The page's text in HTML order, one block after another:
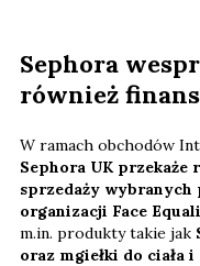
Sephora
również
W ramach obchodów
Sephora UK przekaże
sprzedaży
organizacji Face
m.in. produkty takie jak
oraz mgiełki do ciała i